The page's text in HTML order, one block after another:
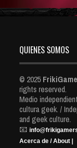
QUIENES SOMOS
© 2025
rights reserved.
Medio
cultura geek. /
and geek culture.
📧
Acerca de / About |